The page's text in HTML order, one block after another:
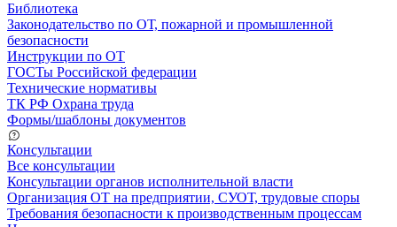
Библиотека
Законодательство по ОТ, пожарной и промышленной
безопасности
Инструкции по ОТ
ГОСТы Российской федерации
Технические нормативы
ТК РФ Охрана труда
Формы/шаблоны документов
Консультации
Все консультации
Консультации органов исполнительной власти
Организация ОТ на предприятии, СУОТ, трудовые споры
Требования безопасности к производственным процессам